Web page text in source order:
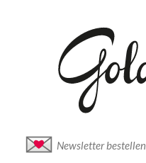
Newsletter bestellen